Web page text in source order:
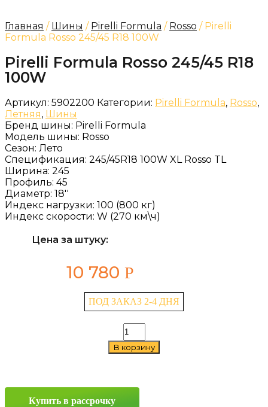
Главная / Шины / Pirelli Formula / Rosso / Pirelli
Formula Rosso 245/45 R18 100W
Pirelli Formula Rosso 245/45 R18
100W
Артикул: 5902200 Категории: Pirelli Formula, Rosso,
Летняя, Шины
Бренд шины: Pirelli Formula
Модель шины: Rosso
Сезон: Лето
Спецификация: 245/45R18 100W XL Rosso TL
Ширина: 245
Профиль: 45
Диаметр: 18''
Индекс нагрузки: 100 (800 кг)
Индекс скорости: W (270 км\ч)
Цена за штуку:
10 780 Р
ПОД ЗАКАЗ 2-4 ДНЯ
Количество
товара
Pirelli
В корзину
Купить в рассрочку